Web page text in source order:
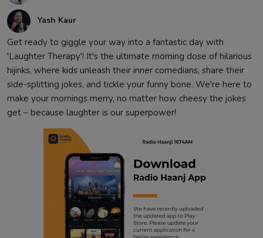
Yash Kaur
Get ready to giggle your way into a fantastic day with
'Laughter Therapy'! It's the ultimate morning dose of hilarious
hijinks, where kids unleash their inner comedians, share their
side-splitting jokes, and tickle your funny bone. We're here to
make your mornings merry, no matter how cheesy the jokes
get – because laughter is our superpower!